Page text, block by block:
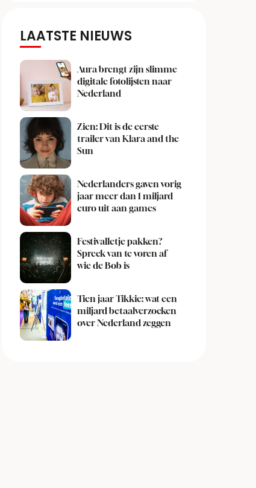
LAATSTE NIEUWS
Aura brengt zijn slimme
digitale fotolijsten naar
Nederland
Zien: Dit is de eerste
trailer van Klara and the
Sun
Nederlanders gaven vorig
jaar meer dan 1 miljard
euro uit aan games
Festivalletje pakken?
Spreek van te voren af
wie de Bob is
Tien jaar Tikkie: wat een
miljard betaalverzoeken
over Nederland zeggen